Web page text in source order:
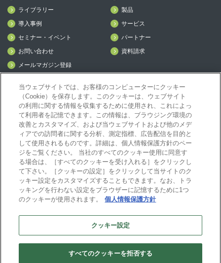
ライブラリー
製品
導入事例
サービス
セミナー・イベント
パートナー
お問い合わせ
資料請求
メールマガジン登録
mcframeナビ（ユーザ登録者）
mcframeユーザ会サイト（MCUG会員専用）
ID発行をご希望の方はこちら
パートナー専用サイト
mcframe GAパートナー専用サイト
MIJS
B-EN-Gについて
ビジネスエンジニアリング株式会社
当ウェブサイトでは、お客様のコンピューターにクッキー
（Cookie）を保存します。このクッキーは、ウェブサイト
の利用に関する情報を収集するために使用され、これによっ
て利用者を記憶できます。この情報は、ブラウジング環境の
改善とカスタマイズ、および当ウェブサイトおよび他のメデ
ィアでの訪問者に関する分析、測定指標、広告配信を目的と
して使用されるものです。詳細は、個人情報保護方針のペー
ジをご覧ください。 当社のすべてのクッキー使用に同意す
る場合は、［すべてのクッキーを受け入れる］をクリックし
て下さい。［クッキーの設定］をクリックして当サイトのク
ッキー設定をカスタマイズすることもできます。なお、トラ
ッキングを行わない設定をブラウザーに記憶するために1つ
のクッキーが使用されます。
個人情報保護方針
クッキー設定
すべてのクッキーを拒否する